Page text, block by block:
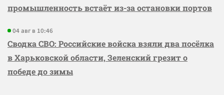
промышленность встаёт из-за остановки портов
04 авг в 10:46
Сводка СВО: Российские войска взяли два посёлка
в Харьковской области, Зеленский грезит о
победе до зимы